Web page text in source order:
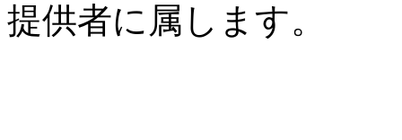
提供者に属します。